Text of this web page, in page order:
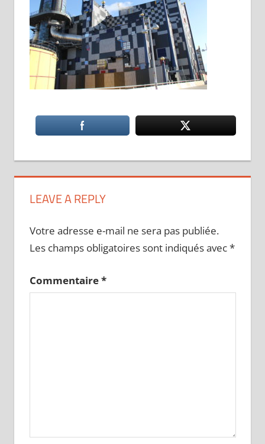
LEAVE A REPLY
Votre adresse e-mail ne sera pas publiée.
Les champs obligatoires sont indiqués avec*
Commentaire*